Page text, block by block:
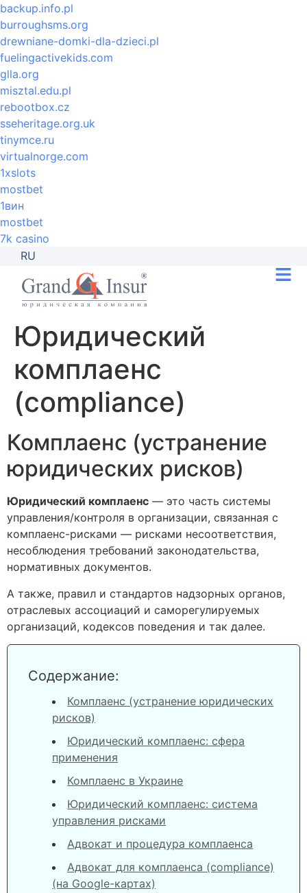
backup.info.pl
burroughsms.org
drewniane-domki-dla-dzieci.pl
fuelingactivekids.com
glla.org
misztal.edu.pl
rebootbox.cz
sseheritage.org.uk
tinymce.ru
virtualnorge.com
1xslots
mostbet
1вин
mostbet
7k casino
RU
Юридический
комплаенс
(compliance)
Комплаенс (устранение
юридических рисков)
Юридический комплаенс — это часть системы
управления/контроля в организации, связанная с
комплаенс-рисками — рисками несоответствия,
несоблюдения требований законодательства,
нормативных документов.
А также, правил и стандартов надзорных органов,
отраслевых ассоциаций и саморегулируемых
организаций, кодексов поведения и так далее.
Содержание:
Комплаенс (устранение юридических
рисков)
Юридический комплаенс: сфера
применения
Комплаенс в Украине
Юридический комплаенс: система
управления рисками
Адвокат и процедура комплаенса
Адвокат для комплаенса (compliance)
(на Google-картах)